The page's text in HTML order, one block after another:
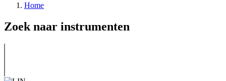
Home
Zoek naar instrumenten